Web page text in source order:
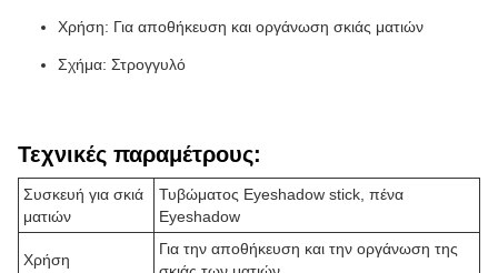
Χρήση: Για αποθήκευση και οργάνωση σκιάς ματιών
Σχήμα: Στρογγυλό
Τεχνικές παραμέτρους:
Συσκευή για σκιά
ματιών
Τυβώματος Eyeshadow stick, πένα
Eyeshadow
Χρήση
Για την αποθήκευση και την οργάνωση της